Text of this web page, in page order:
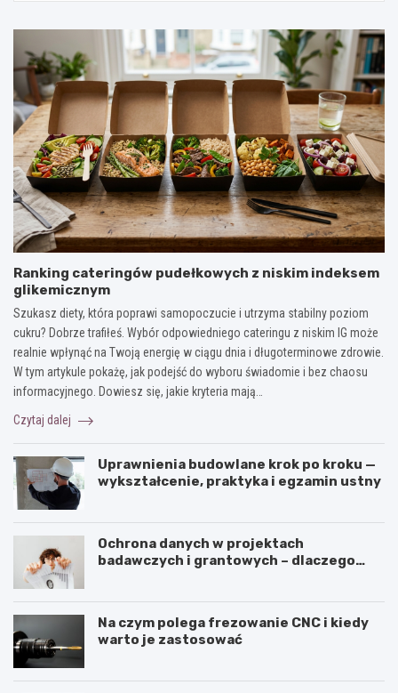
Ranking cateringów pudełkowych z niskim indeksem
glikemicznym
Szukasz diety, która poprawi samopoczucie i utrzyma stabilny poziom
cukru? Dobrze trafiłeś. Wybór odpowiedniego cateringu z niskim IG może
realnie wpłynąć na Twoją energię w ciągu dnia i długoterminowe zdrowie.
W tym artykule pokażę, jak podejść do wyboru świadomie i bez chaosu
informacyjnego. Dowiesz się, jakie kryteria mają…
Czytaj dalej
Uprawnienia budowlane krok po kroku —
wykształcenie, praktyka i egzamin ustny
Ochrona danych w projektach
badawczych i grantowych – dlaczego
Na czym polega frezowanie CNC i kiedy
warto je zastosować